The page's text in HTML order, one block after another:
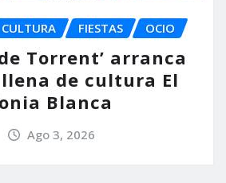
CULTURA FIESTAS OCIO
Torrent’ arranca
de cultura El
Blanca
Ago 3, 2026